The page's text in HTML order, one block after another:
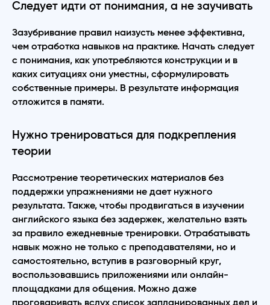
Следует идти от понимания, а не заучивать
Зазубривание правил наизусть менее эффективна,
чем отработка навыков на практике. Начать следует
с понимания, как употребляются конструкции и в
каких ситуациях они уместны, сформулировать
собственные примеры. В результате информация
отложится в памяти.
Нужно тренироваться для подкрепления
теории
Рассмотрение теоретических материалов без
поддержки упражнениями не дает нужного
результата. Также, чтобы продвигаться в изучении
английского языка без задержек, желательно взять
за правило ежедневные тренировки. Отрабатывать
навык можно не только с преподавателями, но и
самостоятельно, вступив в разговорный круг,
воспользовавшись приложениями или онлайн-
площадками для общения. Можно даже
проговаривать вслух список запланированных дел и